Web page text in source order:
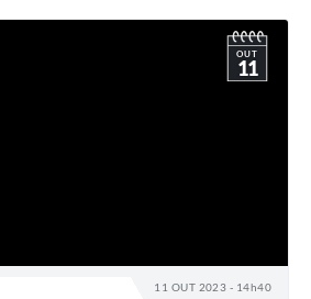
11 OUT 2023 - 14h40
OUT
11